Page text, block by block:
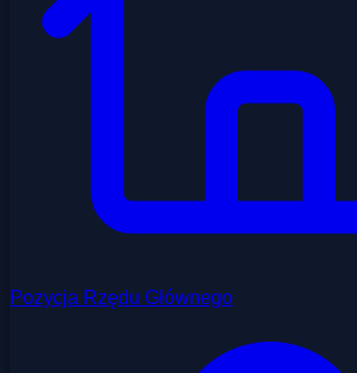
Pozycja Rzędu Głównego